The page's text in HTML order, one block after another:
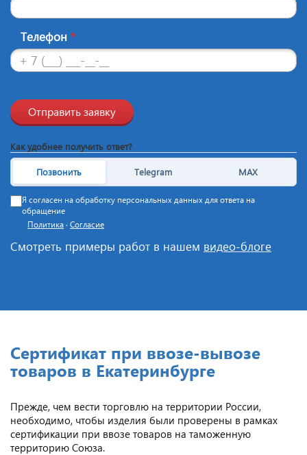
Телефон *
Отправить заявку
Как удобнее получить ответ?
Позвонить Telegram MAX
Я согласен на обработку персональных данных для ответа на
обращение
Политика · Согласие
Смотреть примеры работ в нашем видео-блоге
Cертификат при ввозе-вывозе
товаров в Екатеринбурге
Прежде, чем вести торговлю на территории России,
необходимо, чтобы изделия были проверены в рамках
сертификации при ввозе товаров на таможенную
территорию Союза.